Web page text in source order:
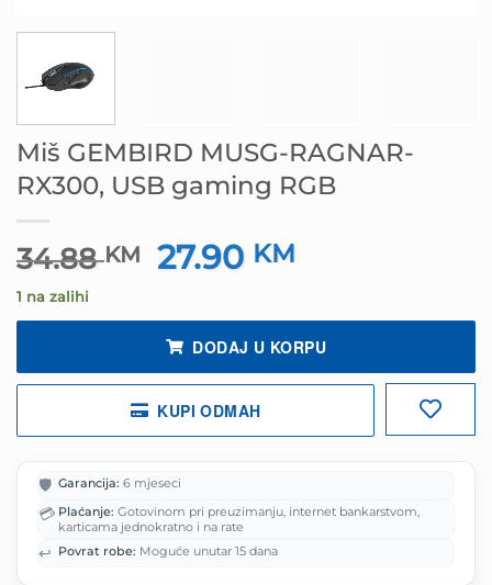
Miš GEMBIRD MUSG-RAGNAR-
RX300, USB gaming RGB
34.88KM
Izvorna
cijena
je:
34.88 KM.
27.90 KM
27.90 KM.
1 na zalihi
DODAJ U KORPU
KUPI ODMAH
🛡️ Garancija: 6 mjeseci
💳 Plaćanje: Gotovinom pri preuzimanju, internet bankarstvom,
karticama jednokratno i na rate
↩️ Povrat robe: Moguće unutar 15 dana